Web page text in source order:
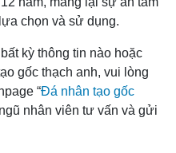
chọn và sử dụng.
kỳ thông tin nào hoặc
gốc thạch anh, vui lòng
“Đá nhân tạo gốc
nhân viên tư vấn và gửi